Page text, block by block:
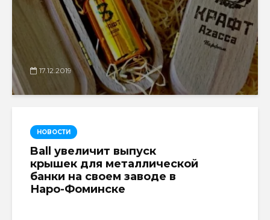
17.12.2019
НОВОСТИ
Ball увеличит выпуск
крышек для металлической
банки на своем заводе в
Наро-Фоминске